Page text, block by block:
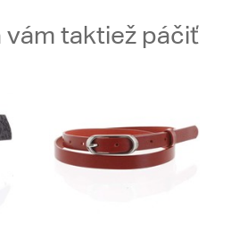
vám taktiež páčiť